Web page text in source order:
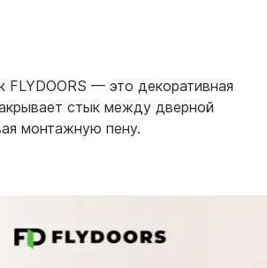
FLYDOORS — это декоративная
стык между дверной
монтажную пену.